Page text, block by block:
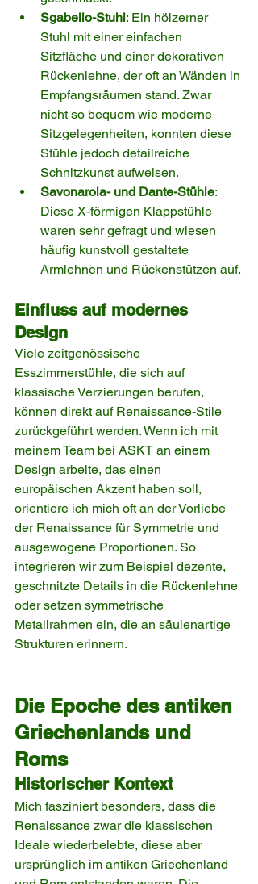
Sgabello-Stuhl: Ein hölzerner
Stuhl mit einer einfachen
Sitzfläche und einer dekorativen
Rückenlehne, der oft an Wänden in
Empfangsräumen stand. Zwar
nicht so bequem wie moderne
Sitzgelegenheiten, konnten diese
Stühle jedoch detailreiche
Schnitzkunst aufweisen.
Savonarola- und Dante-Stühle:
Diese X-förmigen Klappstühle
waren sehr gefragt und wiesen
häufig kunstvoll gestaltete
Armlehnen und Rückenstützen auf.
Einfluss auf modernes
Design
Viele zeitgenössische
Esszimmerstühle, die sich auf
klassische Verzierungen berufen,
können direkt auf Renaissance-Stile
zurückgeführt werden. Wenn ich mit
meinem Team bei ASKT an einem
Design arbeite, das einen
europäischen Akzent haben soll,
orientiere ich mich oft an der Vorliebe
der Renaissance für Symmetrie und
ausgewogene Proportionen. So
integrieren wir zum Beispiel dezente,
geschnitzte Details in die Rückenlehne
oder setzen symmetrische
Metallrahmen ein, die an säulenartige
Strukturen erinnern.
Die Epoche des antiken
Griechenlands und
Roms
Historischer Kontext
Mich fasziniert besonders, dass die
Renaissance zwar die klassischen
Ideale wiederbelebte, diese aber
ursprünglich im antiken Griechenland